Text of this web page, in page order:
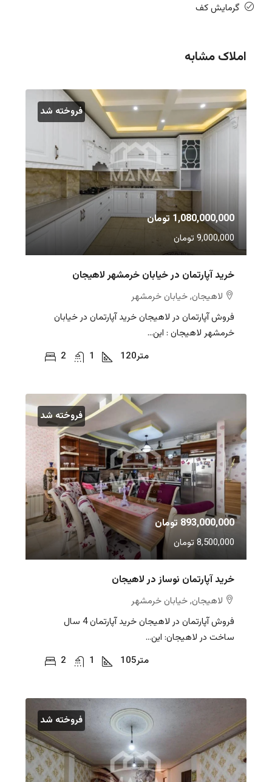
گرمایش کف
املاک مشابه
فروخته شد
1,080,000,000 تومان
9,000,000 تومان
خرید آپارتمان در خیابان خرمشهر لاهیجان
لاهیجان, خیابان خرمشهر
فروش آپارتمان در لاهیجان خرید آپارتمان در خیابان
خرمشهر لاهیجان : این...
2
1 120متر
فروخته شد
893,000,000 تومان
8,500,000 تومان
خرید آپارتمان نوساز در لاهیجان
لاهیجان, خیابان خرمشهر
فروش آپارتمان در لاهیجان خرید آپارتمان 4 سال
ساخت در لاهیجان: این...
2
1 105متر
فروخته شد